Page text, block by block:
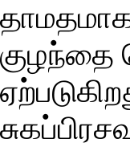
குழந்தை